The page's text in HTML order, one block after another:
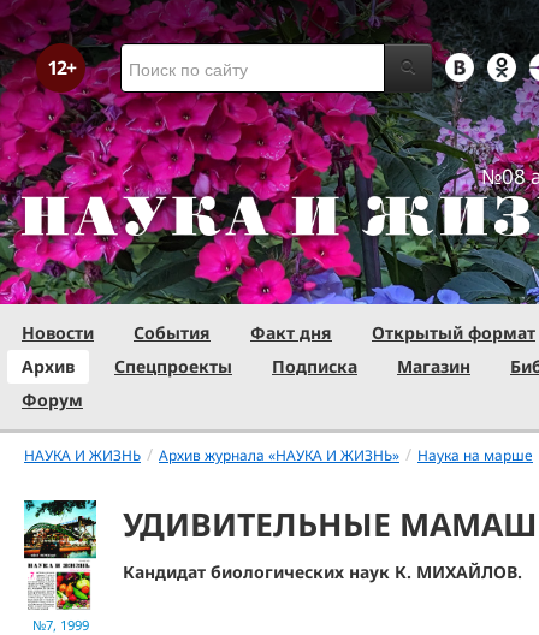
№08
Новости События Факт дня
Открытый формат
Архив
Спецпроекты Подписка Магазин
Форум
НАУКА И ЖИЗНЬ / Архив журнала «НАУКА И ЖИЗНЬ» / Наука на марше
№7, 1999
УДИВИТЕЛЬНЫЕ
Кандидат биологических наук К. МИХАЙЛОВ.